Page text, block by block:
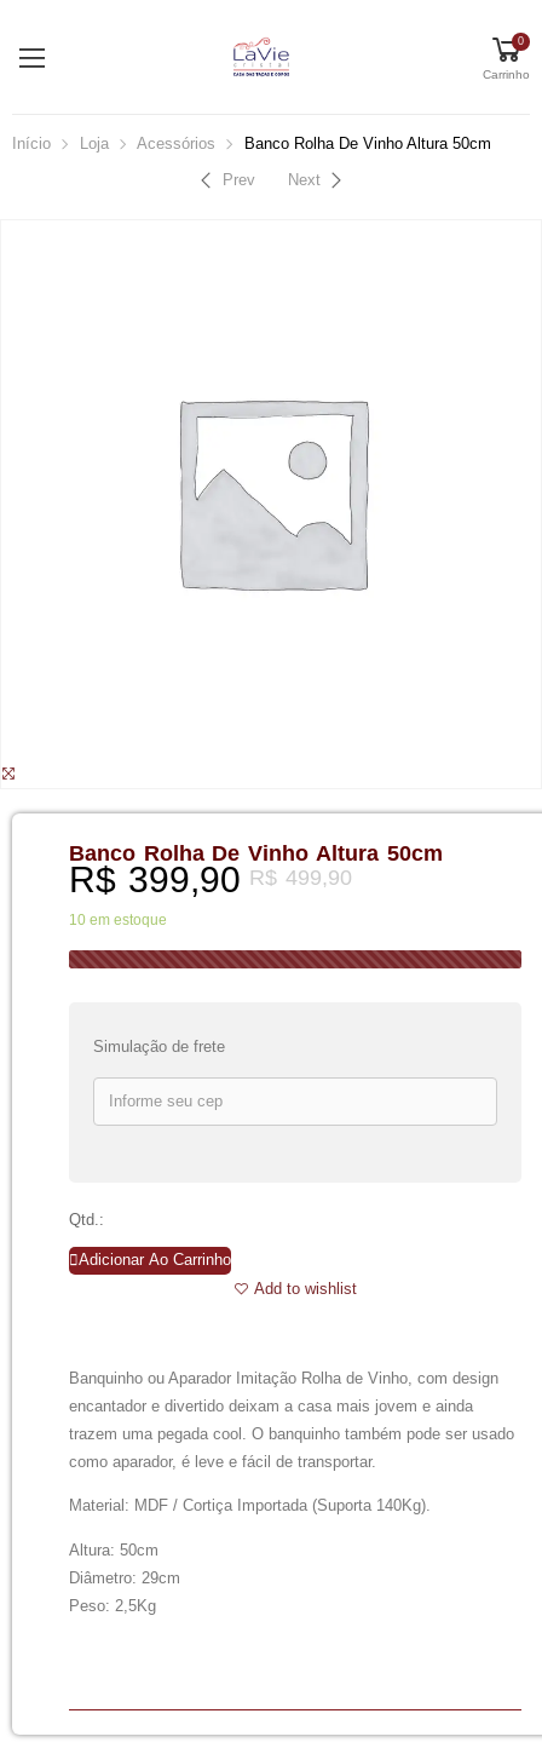
0
Carrinho
Início Loja Acessórios Banco Rolha De Vinho Altura 50cm
Prev Next
Banco Rolha De Vinho Altura 50cm
R$499,90
R$399,90
10 em estoque
Simulação de frete
Qtd.:
Adicionar Ao Carrinho
Add to wishlist
Banquinho ou Aparador Imitação Rolha de Vinho, com design
encantador e divertido deixam a casa mais jovem e ainda
trazem uma pegada cool. O banquinho também pode ser usado
como aparador, é leve e fácil de transportar.
Material: MDF / Cortiça Importada (Suporta 140Kg).
Altura: 50cm
Diâmetro: 29cm
Peso: 2,5Kg